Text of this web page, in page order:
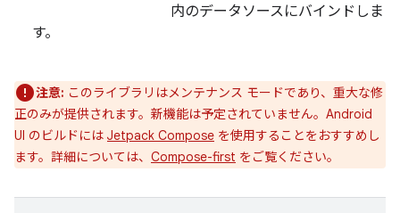
内のデータソースにバインドしま
す。
注意: このライブラリはメンテナンス モードであり、重大な修
正のみが提供されます。新機能は予定されていません。Android
UI のビルドには Jetpack Compose を使用することをおすすめし
ます。詳細については、 Compose-first をご覧ください。